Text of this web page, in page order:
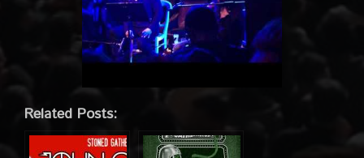
Related Posts: